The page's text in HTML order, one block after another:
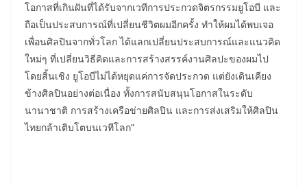
โอกาสที่เกินฝันที่ได้รับจากเวทีการประกวดจิตรกรรมยูโอบี และ
ถือเป็นประสบการณ์ที่เปลี่ยนชีวิตผมอีกครั้ง ทำให้ผมได้พบเจอ
เพื่อนศิลปินจากทั่วโลก ได้แลกเปลี่ยนประสบการณ์และแนวคิด
ใหม่ๆ ที่เปลี่ยนวิธีคิดและการสร้างสรรค์งานศิลปะของผมไป
โดยสิ้นเชิง ยูโอบีไม่ได้หยุดแค่การจัดประกวด แต่ยังเดินเคียง
ข้างศิลปินอย่างต่อเนื่อง ทั้งการสนับสนุนโอกาสในระดับ
นานาชาติ การสร้างเครือข่ายศิลปิน และการส่งเสริมให้ศิลปิน
ไทยกล้าเติบโตบนเวทีโลก”